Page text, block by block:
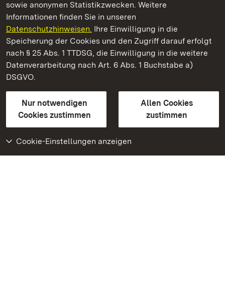
sowie anonymen Statistikzwecken. Weitere
Informationen finden Sie in unseren
Datenschutzhinweisen. Ihre Einwilligung in die
Speicherung der Cookies und den Zugriff darauf erfolgt
nach § 25 Abs. 1 TTDSG, die Einwilligung in die weitere
Datenverarbeitung nach Art. 6 Abs. 1 Buchstabe a)
DSGVO.
Nur notwendigen
Cookies zustimmen
Allen Cookies
zustimmen
Cookie-Einstellungen anzeigen
Burgfeste Dilsberg
Staatliche Schlösser und Gärten Baden-Württemberg
Kontakt
GebärdenspracheLeichte Sprache
Erklärung zur Barrierefreiheit
BITV-konform (geprüfte Seiten)
Weiteres